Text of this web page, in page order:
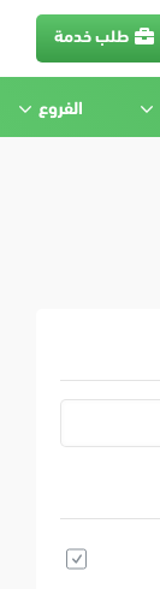
طلب خدمة
الفروع